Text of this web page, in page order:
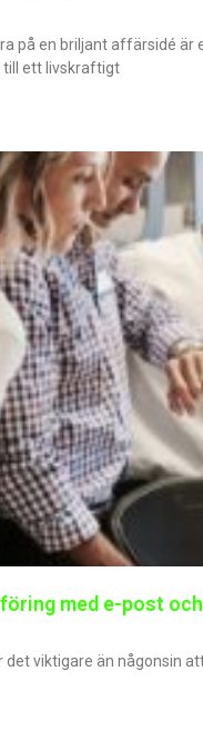
på en briljant affärsidé
ett livskraftigt
med e-post
det viktigare än någonsin